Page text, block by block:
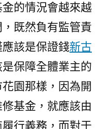
的情況會越來越
既然負有監管責
該是保證錢新古
保障全體業主的
園那樣，因為開
基金，就應該由
行義務，而對于